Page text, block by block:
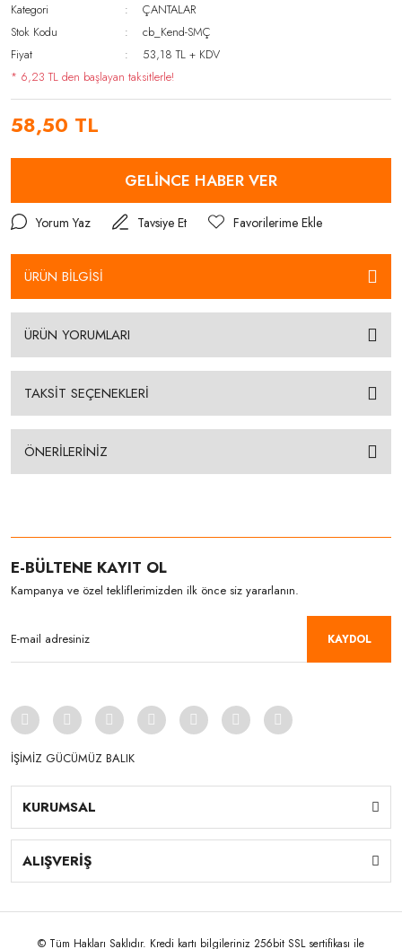
Kategori
ÇANTALAR
Stok Kodu
cb_Kend-SMÇ
Fiyat
53,18 TL + KDV
* 6,23 TL den başlayan taksitlerle!
58,50 TL
GELİNCE HABER VER
Yorum Yaz Tavsiye Et
ÜRÜN BİLGİSİ
ÜRÜN YORUMLARI
TAKSİT SEÇENEKLERİ
ÖNERİLERİNİZ
E-BÜLTENE KAYIT OL
Kampanya ve özel tekliflerimizden ilk önce siz yararlanın.
KAYDOL
İŞİMİZ GÜCÜMÜZ BALIK
KURUMSAL
ALIŞVERİŞ
© Tüm Hakları Saklıdır. Kredi kartı bilgileriniz 256bit SSL sertifikası ile